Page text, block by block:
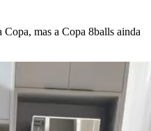
Copa, mas a Copa 8balls ainda